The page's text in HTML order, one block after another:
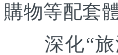
購物等配套
深化“旅